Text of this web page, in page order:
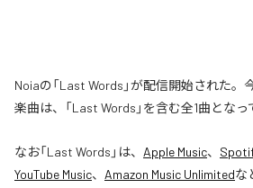
Noiaの「Last Words」が配信開始された
楽曲は、「Last Words」を含む全1曲となっ
なお「Last Words 」は、 Apple Music、
YouTube Music、 Amazon Music Unlimitedな